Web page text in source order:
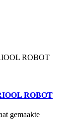
ROBOT
gemaakte